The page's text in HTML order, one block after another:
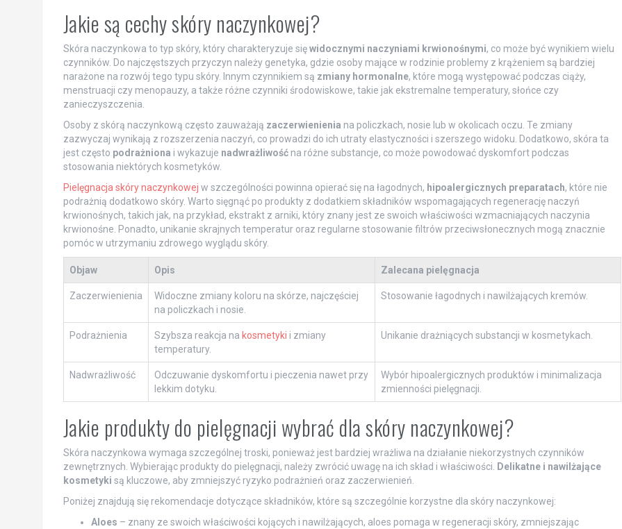
Jakie są cechy skóry naczynkowej?
Skóra naczynkowa to typ skóry, który charakteryzuje sięwidocznymi naczyniami krwionośnymi, co może być wynikiem wielu
czynników. Do najczęstszych przyczyn należy genetyka, gdzie osoby mające w rodzinie problemy z krążeniem są bardziej
narażone na rozwój tego typu skóry. Innym czynnikiem są zmiany hormonalne, które mogą występować podczas ciąży,
menstruacji czy menopauzy, a także różne czynniki środowiskowe, takie jak ekstremalne temperatury, słońce czy
zanieczyszczenia.
Osoby z skórą naczynkową często zauważają zaczerwienienia na policzkach, nosie lub w okolicach oczu. Te zmiany
zazwyczaj wynikają z rozszerzenia naczyń, co prowadzi do ich utraty elastyczności i szerszego widoku. Dodatkowo, skóra ta
jest często podrażniona i wykazuje nadwrażliwośćna różne substancje, co może powodować dyskomfort podczas
stosowania niektórych kosmetyków.
Pielęgnacja skóry naczynkowej w szczególności powinna opierać się na łagodnych, hipoalergicznych preparatach, które nie
podrażnią dodatkowo skóry. Warto sięgnąć po produkty z dodatkiem składników wspomagających regenerację naczyń
krwionośnych, takich jak, na przykład, ekstrakt z arniki, który znany jest ze swoich właściwości wzmacniających naczynia
krwionośne. Ponadto, unikanie skrajnych temperatur oraz regularne stosowanie filtrów przeciwsłonecznych mogą znacznie
pomóc w utrzymaniu zdrowego wyglądu skóry.
Objaw Opis Zalecana pielęgnacja
Zaczerwienienia
Widoczne zmiany koloru na skórze, najczęściej
na policzkach i nosie.
Stosowanie łagodnych i nawilżających kremów.
Podrażnienia Szybsza reakcja na kosmetyki i zmiany
temperatury.
Unikanie drażniących substancji w kosmetykach.
Nadwrażliwość
Odczuwanie dyskomfortu i pieczenia nawet przy
lekkim dotyku.
Wybór hipoalergicznych produktów i minimalizacja
zmienności pielęgnacji.
Jakie produkty do pielęgnacji wybrać dla skóry naczynkowej?
Skóra naczynkowa wymaga szczególnej troski, ponieważ jest bardziej wrażliwa na działanie niekorzystnych czynników
zewnętrznych. Wybierając produkty do pielęgnacji, należy zwrócić uwagę na ich skład i właściwości. Delikatne i nawilżające
kosmetyki są kluczowe, aby zmniejszyć ryzyko podrażnień oraz zaczerwienień.
Poniżej znajdują się rekomendacje dotyczące składników, które są szczególnie korzystne dla skóry naczynkowej:
Aloes – znany ze swoich właściwości kojących i nawilżających, aloes pomaga w regeneracji skóry, zmniejszając